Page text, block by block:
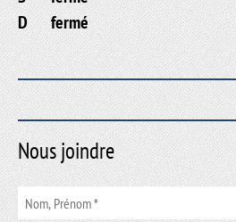
D
fermé
Nous joindre